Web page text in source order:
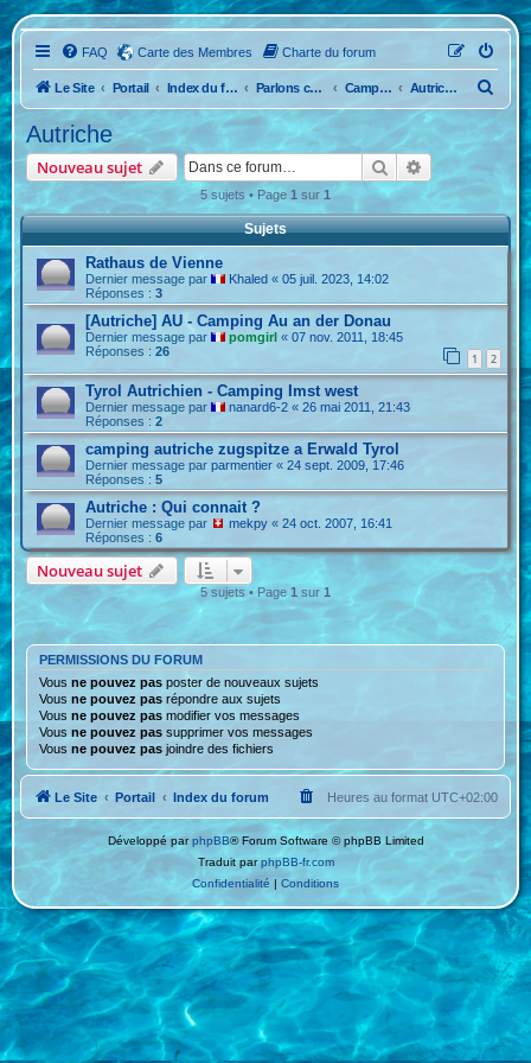
FAQ Carte des Membres Charte du forum
Le Site Portail Index du forum Parlons camping...L'étranger Campings du monde Autriche
c
r
e
Autriche
Nouveau sujet RechercherRecherche
5 sujets • Page 1 sur 1
Sujets
Rathaus de Vienne
Dernier message par Khaled «05 juil. 2023, 14:02
Réponses :3
[Autriche] AU - Camping Au an der Donau
Dernier message par pomgirl «07 nov. 2011, 18:45
Réponses :26 1 2
Tyrol Autrichien - Camping Imst west
Dernier message par nanard6-2 «26 mai 2011, 21:43
Réponses :2
camping autriche zugspitze a Erwald Tyrol
Dernier message parparmentier «24 sept. 2009, 17:46
Réponses :5
Autriche : Qui connait ?
Dernier message par mekpy «24 oct. 2007, 16:41
Réponses :6
Nouveau sujet
5 sujets • Page 1 sur 1
PERMISSIONS DU FORUM
Vousne pouvez pas poster de nouveaux sujets
Vousne pouvez pas répondre aux sujets
Vousne pouvez pas modifier vos messages
Vousne pouvez pas supprimer vos messages
Vousne pouvez pas joindre des fichiers
Le Site Portail Index du forum Heures au format UTC+02:00
Développé parphpBB® Forum Software © phpBB Limited
Traduit parphpBB-fr.com
Confidentialité | Conditions